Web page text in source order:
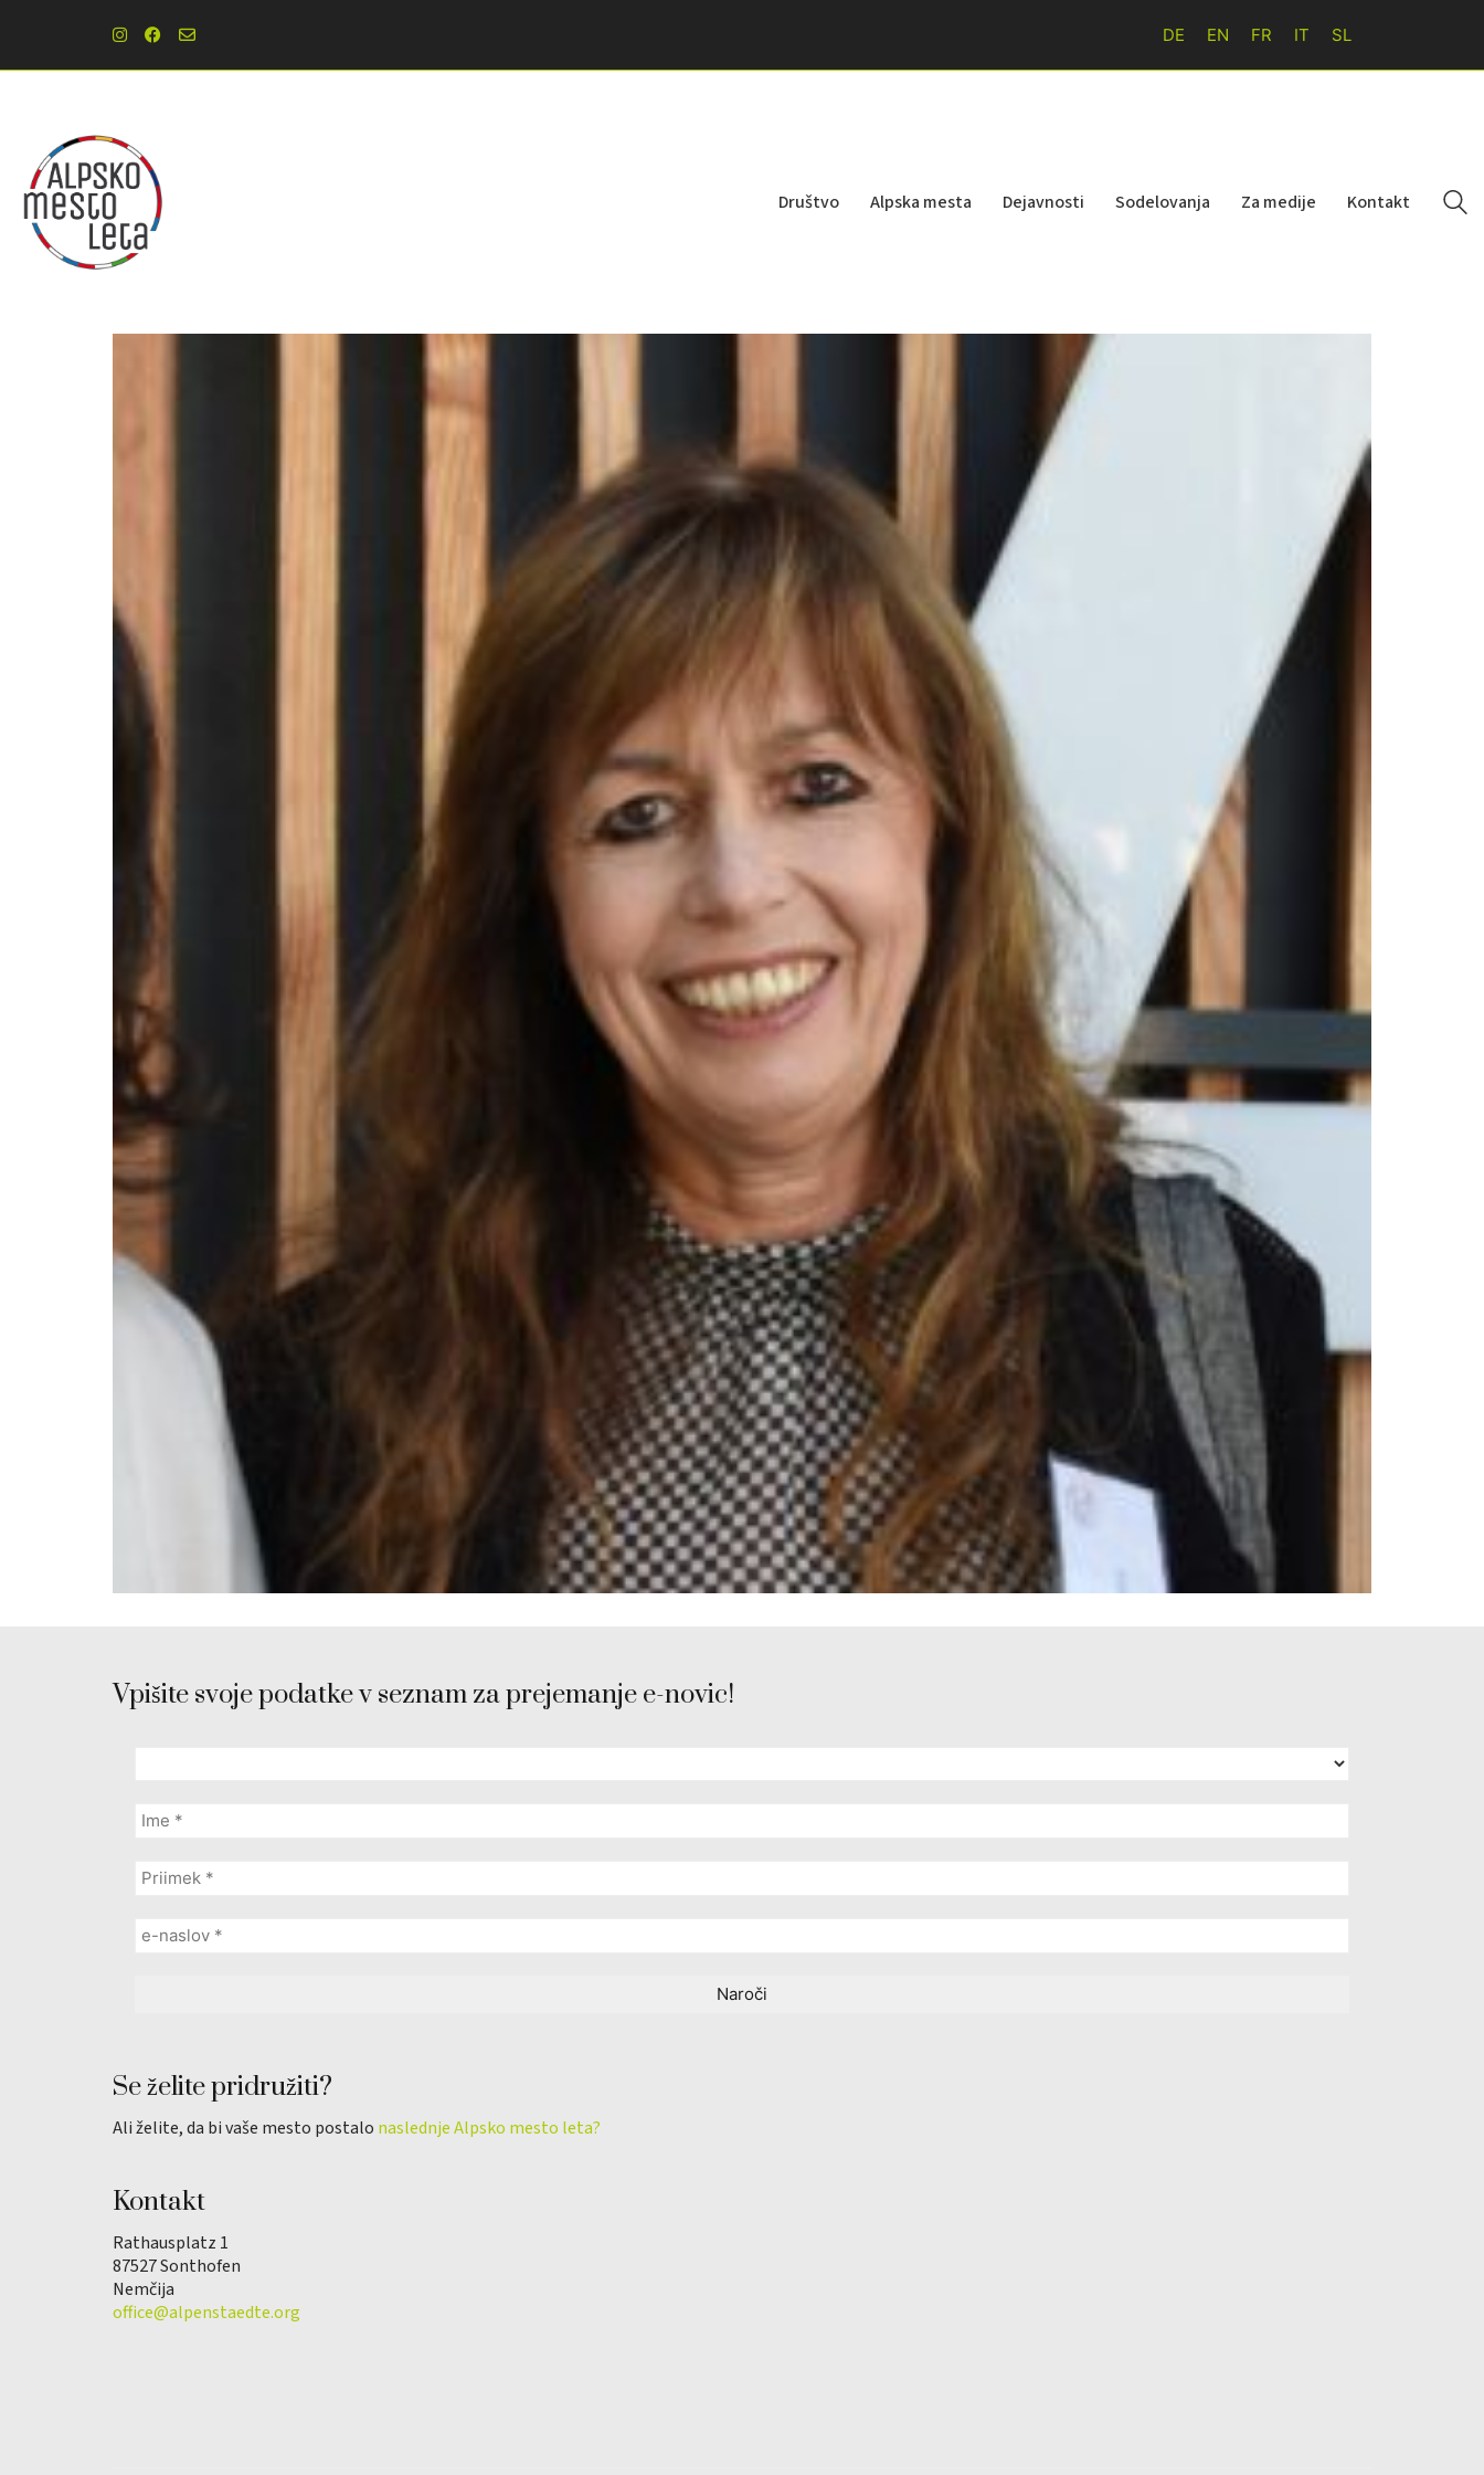
DE EN FR IT SL
Društvo Alpska mesta Dejavnosti Sodelovanja Za medije Kontakt
Vpišite svoje podatke v seznam za prejemanje e-novic!
Se želite pridružiti?
Ali želite, da bi vaše mesto postalo naslednje Alpsko mesto leta?
Kontakt
Rathausplatz 1
87527 Sonthofen
Nemčija
office@alpenstaedte.org